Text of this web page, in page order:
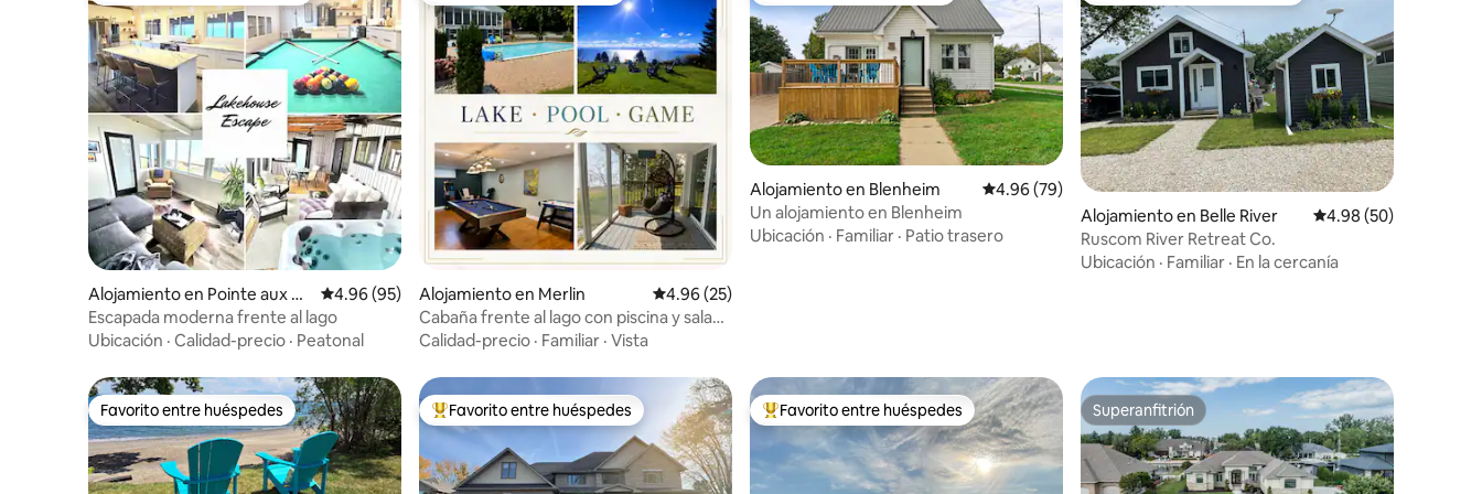
Alojamiento en Pointe aux Ro
ches
Calificación promedio: 4.96 de 5, 95 reseñas
4.96 (95)
Escapada moderna frente al lago
Ubicación · Calidad-precio · Peatonal
Alojamiento en Merlin Calificación promedio: 4.96 de 5, 25 reseñas
4.96 (25)
Cabaña frente al lago con piscina y sala
de juegos
Calidad-precio · Familiar · Vista
Alojamiento en Blenheim Calificación promedio: 4.96 de 5, 79 reseñas
4.96 (79)
Un alojamiento en Blenheim
Ubicación · Familiar · Patio trasero
Alojamiento en Belle River Calificación
4.98 (50)
Ruscom River Retreat Co.
Ubicación · Familiar · En la cercanía
Favorito entre huéspedes
Favorito entre huéspedes Favorito entre huéspedes preferido
Favorito entre huéspedes Favorito entre huéspedes preferido
Favorito entre huéspedes Superanfitrión
Superanfitrión